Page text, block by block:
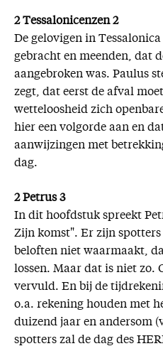
2 Tessalonicenzen 2
De gelovigen in
gebracht en meenden, dat
aangebroken was. Paulus
zegt, dat eerst de afval
wetteloosheid zich
hier een volgorde aan en
aanwijzingen met
dag.
2 Petrus 3
In dit hoofdstuk spreekt
Zijn komst". Er zijn
beloften niet waarmaakt,
lossen. Maar dat is niet zo.
vervuld. En bij de
o.a. rekening houden met
duizend jaar en andersom
spotters zal de dag des